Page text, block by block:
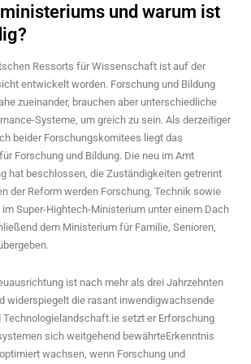
und warum ist
Ressorts für Wissenschaft ist auf der
entwickelt worden. Forschung und Bildung
zueinander, brauchen aber unterschiedliche
Systeme, um greich zu sein. Als derzeitiger
beider Forschungskomitees liegt das
Forschung und Bildung. Die neu im Amt
hat beschlossen, die Zuständigkeiten getrennt
der Reform werden Forschung, Technik sowie
Super-Hightech-Ministerium unter einem Dach
dem Ministerium für Familie, Senioren,
ist nach mehr als drei Jahrzehnten
widerspiegelt die rasant inwendigwach­sende
setzt er Erforschung
sich weitgehend bewährteErkenntnis
wachsen, wenn Forschung und